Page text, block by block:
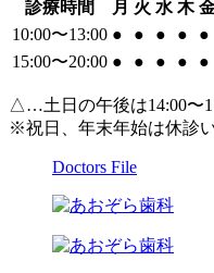
診療時間 月 火 水 木
10:00〜13:00 ● ● ● ● ●
15:00〜20:00 ● ● ● ● ●
△…土日の午後は14:00〜
※祝日、年末年始は休診
Doctors File